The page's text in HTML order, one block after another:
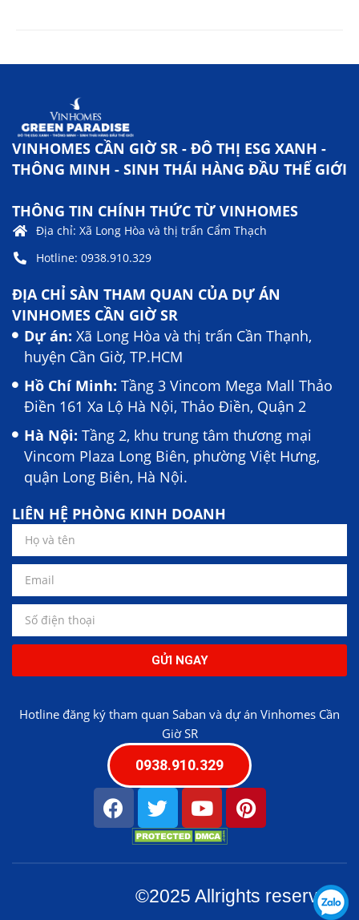
VINHOMES CẦN GIỜ SR - ĐÔ THỊ ESG XANH -
THÔNG MINH - SINH THÁI HÀNG ĐẦU THẾ GIỚI
THÔNG TIN CHÍNH THỨC TỪ VINHOMES
Địa chỉ: Xã Long Hòa và thị trấn Cẩm Thạch
Hotline: 0938.910.329
ĐỊA CHỈ SÀN THAM QUAN CỦA DỰ ÁN
VINHOMES CẦN GIỜ SR
Dự án: Xã Long Hòa và thị trấn Cần Thạnh,
huyện Cần Giờ, TP.HCM
Hồ Chí Minh: Tầng 3 Vincom Mega Mall Thảo
Điền 161 Xa Lộ Hà Nội, Thảo Điền, Quận 2
Hà Nội: Tầng 2, khu trung tâm thương mại
Vincom Plaza Long Biên, phường Việt Hưng,
quận Long Biên, Hà Nội.
LIÊN HỆ PHÒNG KINH DOANH
GỬI NGAY
Hotline đăng ký tham quan Saban và dự án Vinhomes Cần
Giờ SR
0938.910.329
©2025 Allrights reserved